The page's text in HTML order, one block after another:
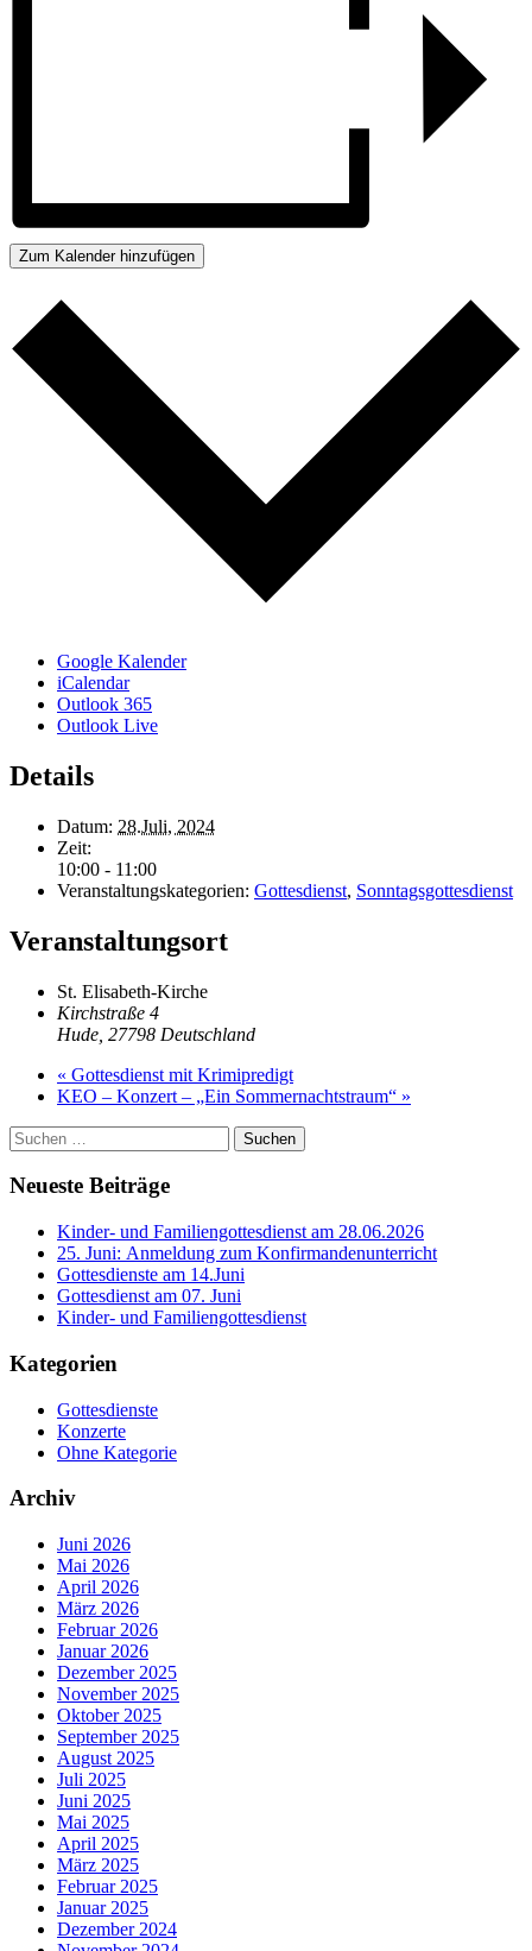
Zum Kalender hinzufügen
Google Kalender
iCalendar
Outlook 365
Outlook Live
Details
Datum: 28.Juli, 2024
Zeit:
10:00 - 11:00
Veranstaltungskategorien: Gottesdienst, Sonntagsgottesdienst
Veranstaltungsort
St. Elisabeth-Kirche
Kirchstraße 4
Hude 27798 Deutschland
« Gottesdienst mit Krimipredigt
KEO – Konzert – „Ein Sommernachtstraum“ »
Haupt-
Seitenleiste
Suchen
nach:
Neueste Beiträge
Kinder- und Familiengottesdienst am 28.06.2026
25. Juni: Anmeldung zum Konfirmandenunterricht
Gottesdienste am 14.Juni
Gottesdienst am 07. Juni
Kinder- und Familiengottesdienst
Kategorien
Gottesdienste
Konzerte
Ohne Kategorie
Archiv
Juni 2026
Mai 2026
April 2026
März 2026
Februar 2026
Januar 2026
Dezember 2025
November 2025
Oktober 2025
September 2025
August 2025
Juli 2025
Juni 2025
Mai 2025
April 2025
März 2025
Februar 2025
Januar 2025
Dezember 2024